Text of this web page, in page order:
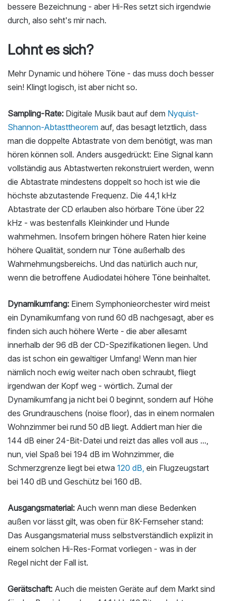
bessere Bezeichnung - aber Hi-Res setzt sich irgendwie
durch, also seht's mir nach.
Lohnt es sich?
Mehr Dynamic und höhere Töne - das muss doch besser
sein! Klingt logisch, ist aber nicht so.
Sampling-Rate: Digitale Musik baut auf dem Nyquist-
Shannon-Abtasttheorem auf, das besagt letztlich, dass
man die doppelte Abtastrate von dem benötigt, was man
hören können soll. Anders ausgedrückt: Eine Signal kann
vollständig aus Abtastwerten rekonstruiert werden, wenn
die Abtastrate mindestens doppelt so hoch ist wie die
höchste abzutastende Frequenz. Die 44,1 kHz
Abtastrate der CD erlauben also hörbare Töne über 22
kHz - was bestenfalls Kleinkinder und Hunde
wahrnehmen. Insofern bringen höhere Raten hier keine
höhere Qualität, sondern nur Töne außerhalb des
Wahrnehmungsbereichs. Und das natürlich auch nur,
wenn die betroffene Audiodatei höhere Töne beinhaltet.
Dynamikumfang: Einem Symphonieorchester wird meist
ein Dynamikumfang von rund 60 dB nachgesagt, aber es
finden sich auch höhere Werte - die aber allesamt
innerhalb der 96 dB der CD-Spezifikationen liegen. Und
das ist schon ein gewaltiger Umfang! Wenn man hier
nämlich noch ewig weiter nach oben schraubt, fliegt
irgendwan der Kopf weg - wörtlich. Zumal der
Dynamikumfang ja nicht bei 0 beginnt, sondern auf Höhe
des Grundrauschens (noise floor), das in einem normalen
Wohnzimmer bei rund 50 dB liegt. Addiert man hier die
144 dB einer 24-Bit-Datei und reizt das alles voll aus ...,
nun, viel Spaß bei 194 dB im Wohnzimmer, die
Schmerzgrenze liegt bei etwa 120 dB, ein Flugzeugstart
bei 140 dB und Geschütz bei 160 dB.
Ausgangsmaterial: Auch wenn man diese Bedenken
außen vor lässt gilt, was oben für 8K-Fernseher stand:
Das Ausgangsmaterial muss selbstverständlich explizit in
einem solchen Hi-Res-Format vorliegen - was in der
Regel nicht der Fall ist.
Gerätschaft: Auch die meisten Geräte auf dem Markt sind